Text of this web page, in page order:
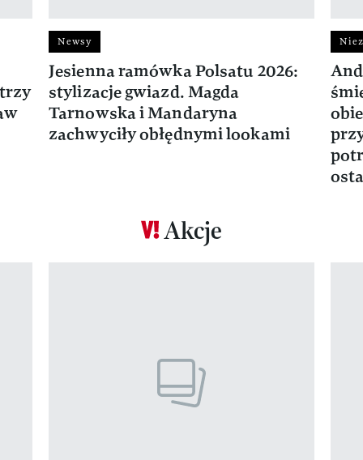
Newsy
Jesienna ramówka Polsatu 2026:
stylizacje gwiazd. Magda
Tarnowska i Mandaryna
zachwyciły obłędnymi lookami
Akcje